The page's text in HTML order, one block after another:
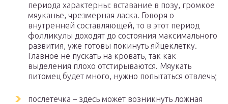
периода характерны: вставание в позу, громкое
мяуканье, чрезмерная ласка. Говоря о
внутренней составляющей, то в этот период
фолликулы доходят до состояния максимального
развития, уже готовы покинуть яйцеклетку.
Главное не пускать на кровать, так как
выделения плохо отстирываются. Мяукать
питомец будет много, нужно попытаться отвлечь;
послетечка – здесь может возникнуть ложная